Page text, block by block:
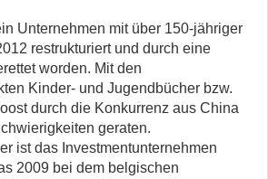
Unternehmen mit über 150-jähriger
restrukturiert und durch eine
worden. Mit den
Kinder- und Jugendbücher bzw.
durch die Konkurrenz aus China
geraten.
ist das Investmentunternehmen
2009 bei dem belgischen